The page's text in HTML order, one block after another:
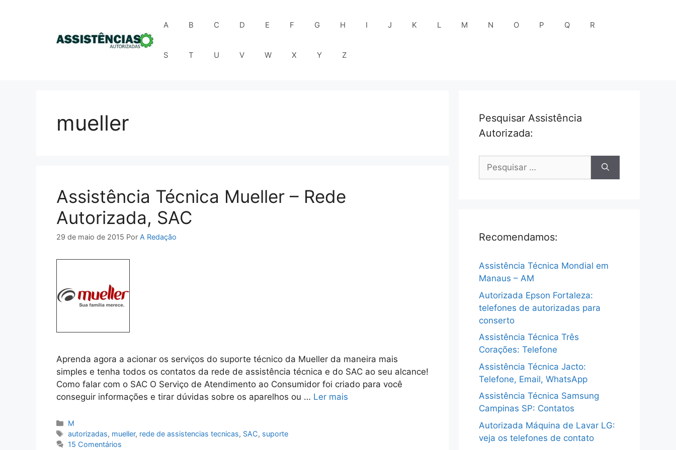
A B C D E F G H I J K L M N O P Q R
S T U V W X Y Z
mueller
Assistência Técnica Mueller – Rede
Autorizada, SAC
29 de maio de 2015 Por A Redação
Aprenda agora a acionar os serviços do suporte técnico da Mueller da maneira mais
simples e tenha todos os contatos da rede de assistência técnica e do SAC ao seu alcance!
Como falar com o SAC O Serviço de Atendimento ao Consumidor foi criado para você
conseguir informações e tirar dúvidas sobre os aparelhos ou … Ler mais
Categorias
M
Tags
autorizadas, mueller, rede de assistencias tecnicas, SAC, suporte
15 Comentários
Pesquisar Assistência
Autorizada:
Pesquisar
Recomendamos:
Assistência Técnica Mondial em
Manaus – AM
Autorizada Epson Fortaleza:
telefones de autorizadas para
conserto
Assistência Técnica Três
Corações: Telefone
Assistência Técnica Jacto:
Telefone, Email, WhatsApp
Assistência Técnica Samsung
Campinas SP: Contatos
Autorizada Máquina de Lavar LG:
veja os telefones de contato